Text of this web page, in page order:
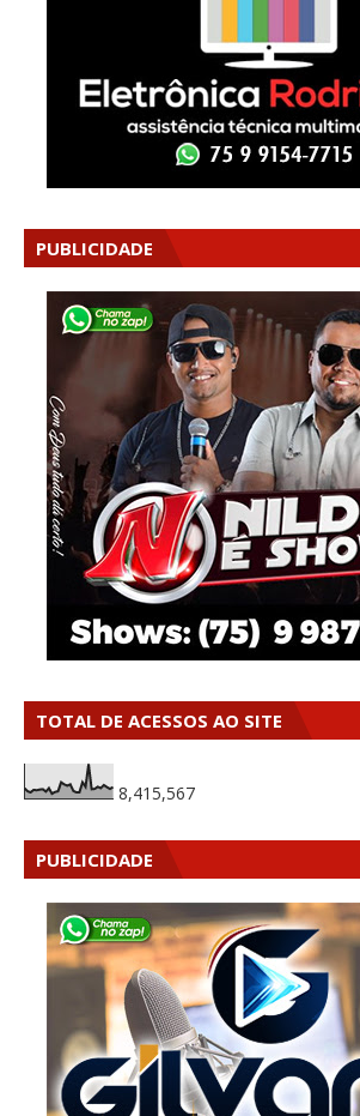
PUBLICIDADE
TOTAL DE ACESSOS AO SITE
8,415,567
PUBLICIDADE